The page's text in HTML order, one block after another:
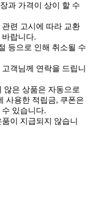
과 가격이 상이 할 수
련 고시에 따라 교환
랍니다.
등으로 인해 취소될 수
객님께 연락을 드립니
않은 상품은 자동으로
사용한 적립금, 쿠폰은
있습니다.
이 지급되지 않습니